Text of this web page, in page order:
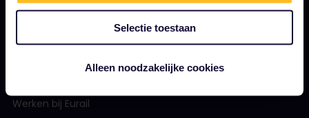
Selectie toestaan
Alleen noodzakelijke cookies
Werken bij Eurail